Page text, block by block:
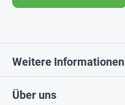
Über uns
Weitere Informationen